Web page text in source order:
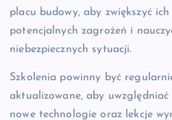
placu budowy, aby zwiększyć
potencjalnych zagrożeń i
niebezpiecznych sytuacji.
Szkolenia powinny być
aktualizowane, aby uwzględniać
nowe technologie oraz lekcje